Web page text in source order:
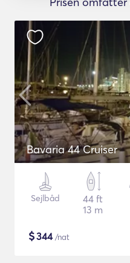
Bavaria 44 Cruiser
Sejlbåd
44 ft
13 m
$344/nat